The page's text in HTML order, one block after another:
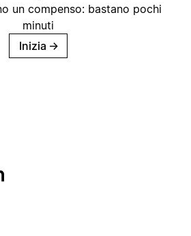
un compenso: bastano pochi
minuti
Inizia →